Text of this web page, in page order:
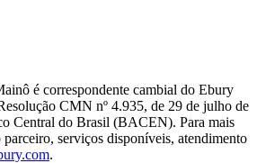
é correspondente cambial do Ebury
CMN nº 4.935, de 29 de julho de
Central do Brasil (BACEN). Para mais
parceiro, serviços disponíveis, atendimento
.